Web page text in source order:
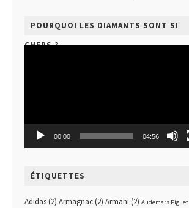
POURQUOI LES DIAMANTS SONT SI
CHERS ?
00:00 04:56
ÉTIQUETTES
Adidas(2) Armagnac(2) Armani (2) Audemars Piguet